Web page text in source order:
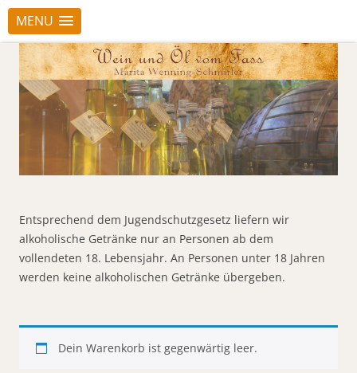
MENU
Entsprechend dem Jugendschutzgesetz liefern wir
alkoholische Getränke nur an Personen ab dem
vollendeten 18. Lebensjahr. An Personen unter 18 Jahren
werden keine alkoholischen Getränke übergeben.
Dein Warenkorb ist gegenwärtig leer.